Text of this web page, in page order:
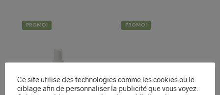
PROMO! PROMO!
Ce site utilise des technologies comme les cookies ou le
ciblage afin de personnaliser la publicité que vous voyez.